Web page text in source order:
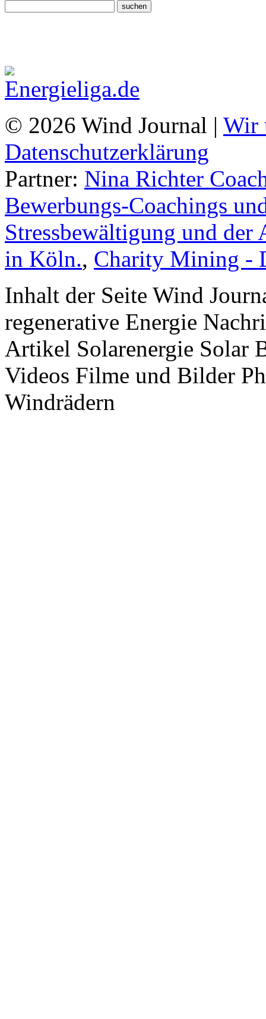
© 2026 Wind Journal | Wir
Datenschutzerklärung
Partner: Nina Richter
Bewerbungs-Coachings
Stressbewältigung und
in Köln., Charity Mining -
Inhalt der Seite Wind
regenerative Energie
Artikel Solarenergie Solar
Videos Filme und Bilder
Windrädern